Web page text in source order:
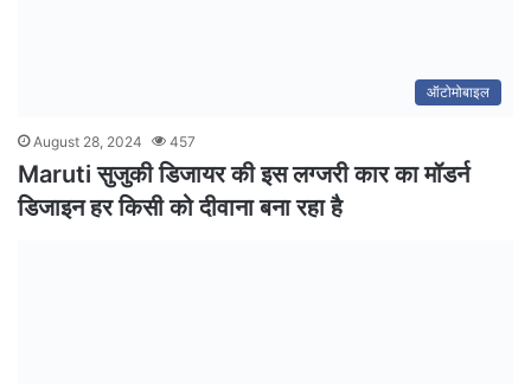
ऑटोमोबाइल
August 28, 2024 457
Maruti सुजुकी डिजायर की इस लग्जरी कार का मॉडर्न
डिजाइन हर किसी को दीवाना बना रहा है